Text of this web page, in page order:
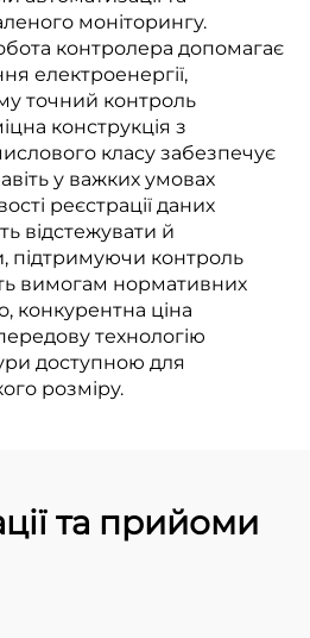
моніторингу.
контролера допомагає
електроенергії,
точний контроль
конструкція з
класу забезпечує
у важких умовах
реєстрації даних
відстежувати й
підтримуючи контроль
вимогам нормативних
конкурентна ціна
технологію
доступною для
розміру.
та прийоми